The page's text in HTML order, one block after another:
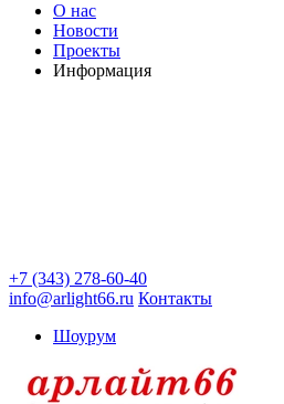
О нас
Новости
Проекты
Информация
+7 (343) 278-60-40
info@arlight66.ru Контакты
Шоурум